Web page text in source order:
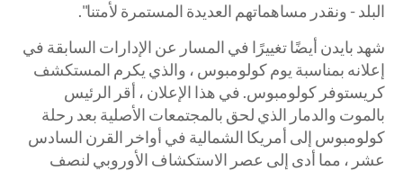
البلد - ونقدر مساهماتهم العديدة المستمرة لأمتنا".
شهد بايدن أيضًا تغييرًا في المسار عن الإدارات السابقة في
إعلانه بمناسبة يوم كولومبوس ، والذي يكرم المستكشف
كريستوفر كولومبوس. في هذا الإعلان ، أقر الرئيس
بالموت والدمار الذي لحق بالمجتمعات الأصلية بعد رحلة
كولومبوس إلى أمريكا الشمالية في أواخر القرن السادس
عشر ، مما أدى إلى عصر الاستكشاف الأوروبي لنصف